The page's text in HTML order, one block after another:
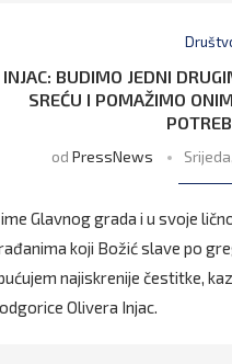
INJAC: BUDIMO JEDNI
SREĆU I POMAŽIMO
odPressNews
ime Glavnog grada i u svoje
koji Božić slave po
najiskrenije čestitke,
Olivera Injac.